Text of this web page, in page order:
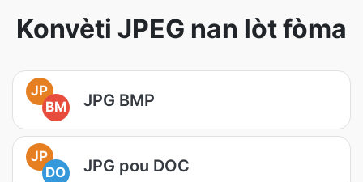
Konvèti JPEG nan lòt fòma
JP
BM
JPG BMP
JP
DO
JPG pou DOC